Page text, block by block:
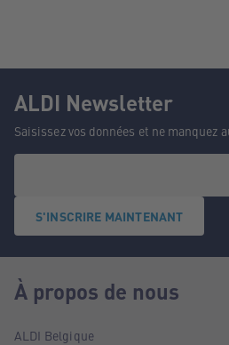
ALDI Newsletter
Saisissez vos données et ne manquez
S'INSCRIRE MAINTENANT
À propos de nous
ALDI Belgique